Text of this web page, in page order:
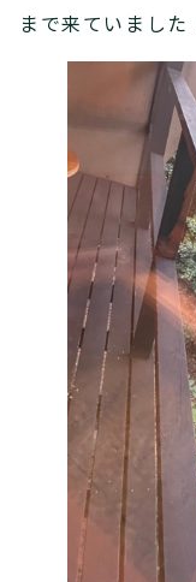
まで来ていました